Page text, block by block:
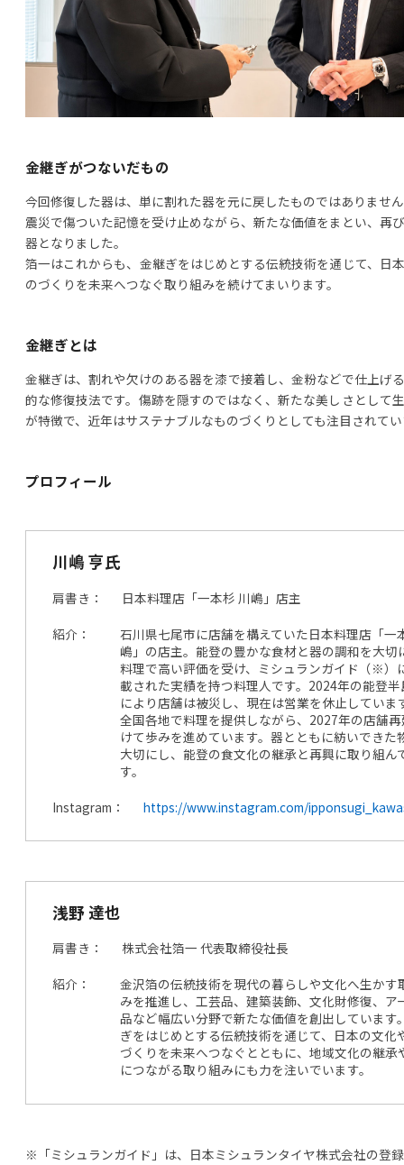
金継ぎがつないだもの
今回修復した器は、単に割れた器を元に戻したものではありませ
震災で傷ついた記憶を受け止めながら、新たな価値をまとい、再
器となりました。
箔一はこれからも、金継ぎをはじめとする伝統技術を通じて、日
のづくりを未来へつなぐ取り組みを続けてまいります。
金継ぎとは
金継ぎは、割れや欠けのある器を漆で接着し、金粉などで仕上げ
的な修復技法です。傷跡を隠すのではなく、新たな美しさとして
が特徴で、近年はサステナブルなものづくりとしても注目されて
プロフィール
川嶋 亨氏
肩書き
日本料理店「一本杉 川嶋」店主
紹介
石川県七尾市に店舗を構えていた日本料理店「一
嶋」の店主。能登の豊かな食材と器の調和を大切
料理で高い評価を受け、ミシュランガイド（※）
載された実績を持つ料理人です。2024年の能登
により店舗は被災し、現在は営業を休止していま
全国各地で料理を提供しながら、2027年の店舗
けて歩みを進めています。器とともに紡いできた
大切にし、能登の食文化の継承と再興に取り組ん
す。
Instagram
https://www.instagram.com/
浅野 達也
肩書き
株式会社箔一 代表取締役社長
紹介
金沢箔の伝統技術を現代の暮らしや文化へ生かす
みを推進し、工芸品、建築装飾、文化財修復、ア
品など幅広い分野で新たな価値を創出しています
ぎをはじめとする伝統技術を通じて、日本の文化
づくりを未来へつなぐとともに、地域文化の継承
につながる取り組みにも力を注いでいます。
※「ミシュランガイド」は、日本ミシュランタイヤ株式会社の登